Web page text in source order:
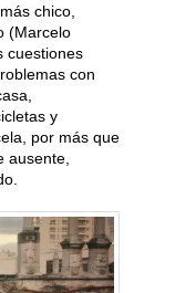
chico,
(Marcelo
cuestiones
con
y
por más que
ausente,